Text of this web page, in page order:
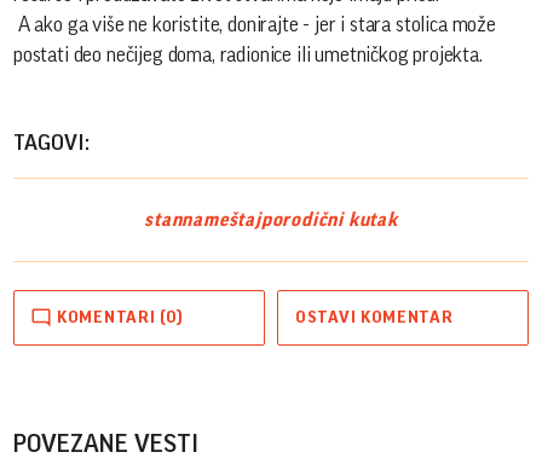
A ako ga više ne koristite, donirajte - jer i stara stolica može
postati deo nečijeg doma, radionice ili umetničkog projekta.
TAGOVI:
stannameštajporodični kutak
KOMENTARI (0) OSTAVI KOMENTAR
POVEZANE VESTI